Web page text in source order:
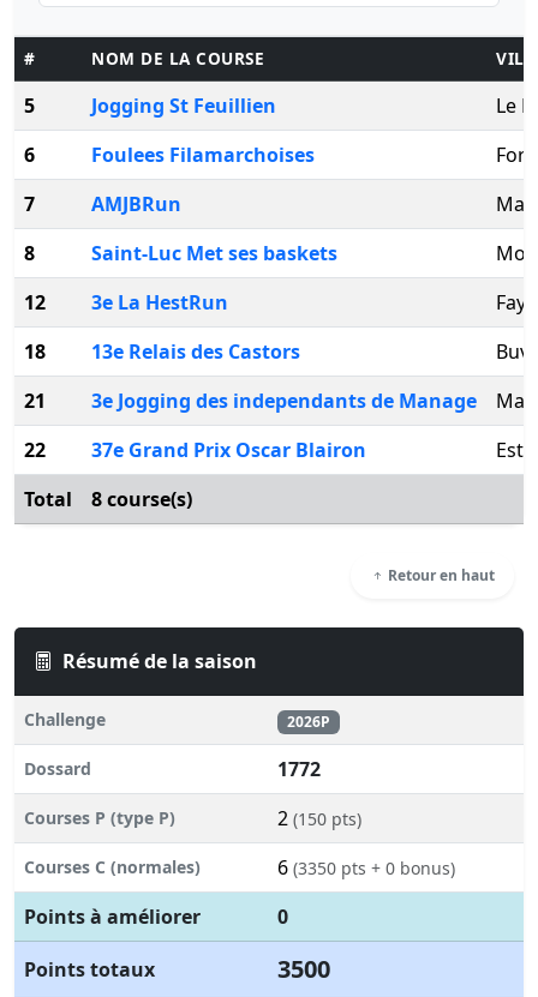
# NOM DE LA COURSE
5 Jogging St Feuillien
Le
6
Foulees Filamarchoises
7
AMJBRun
8
Saint-Luc Met ses baskets
12
3e La HestRun
18
13e Relais des Castors
21
3e Jogging des independants de Manage
22
37e Grand Prix Oscar Blairon
Total
8 course(s)
Retour en haut
Résumé de la saison
Challenge 2026P
Dossard 1772
Courses P (type P) 2 (150 pts)
Courses C (normales) 6 (3350 pts + 0 bonus)
Points à améliorer
0
Points totaux
3500